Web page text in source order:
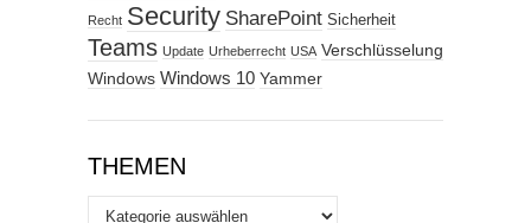
Recht Security SharePoint Sicherheit
Teams Update Urheberrecht USA Verschlüsselung
Windows Windows 10 Yammer
THEMEN
Themen